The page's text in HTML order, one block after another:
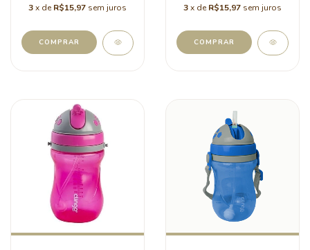
3x de R$15,97 sem juros
COMPRAR
3x de R$15,97 sem juros
COMPRAR